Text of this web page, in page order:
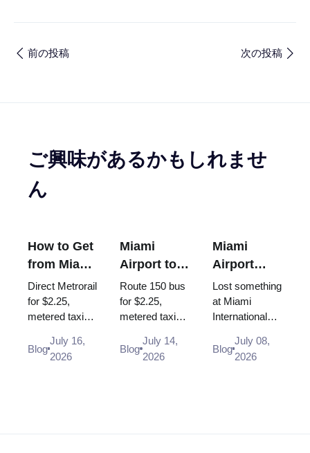
前の投稿 次の投稿
ご興味があるかもしれませ
ん
How to Get
from Miami
Airport to
Brickell
Direct Metrorail
for $2.25,
metered taxi
Uber - every
way from MIA
Blog
July 16,
2026
Miami
Airport to
South
Beach: Bus
150, Taxi,
Uber (2026
Guide)
Route 150 bus
for $2.25,
metered taxi
$35 flat rate is
gone) or Uber -
Blog
July 14,
2026
Miami
Airport
Lost and
Found:
How to
Report a
Lost Item
Lost something
at Miami
International
is exactly
where and how
Blog
July 08,
2026